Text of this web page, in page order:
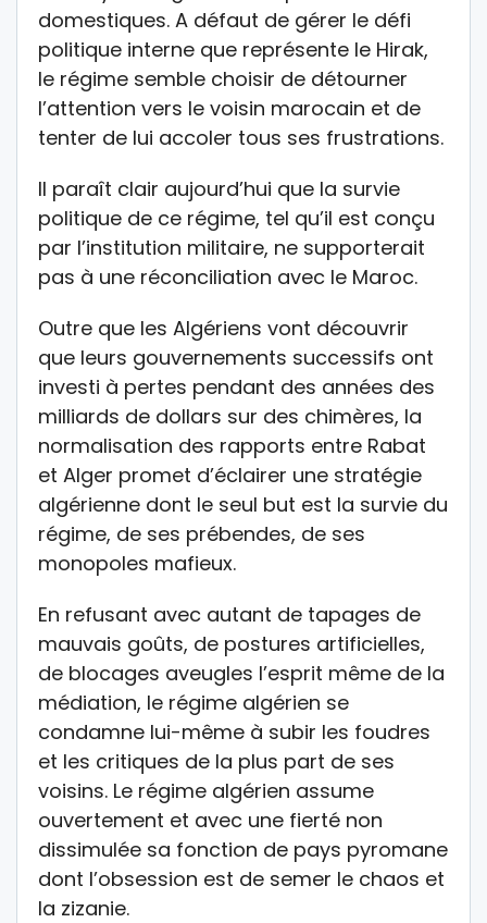
domestiques. A défaut de gérer le défi
politique interne que représente le Hirak,
le régime semble choisir de détourner
l’attention vers le voisin marocain et de
tenter de lui accoler tous ses frustrations.
Il paraît clair aujourd’hui que la survie
politique de ce régime, tel qu’il est conçu
par l’institution militaire, ne supporterait
pas à une réconciliation avec le Maroc.
Outre que les Algériens vont découvrir
que leurs gouvernements successifs ont
investi à pertes pendant des années des
milliards de dollars sur des chimères, la
normalisation des rapports entre Rabat
et Alger promet d’éclairer une stratégie
algérienne dont le seul but est la survie du
régime, de ses prébendes, de ses
monopoles mafieux.
En refusant avec autant de tapages de
mauvais goûts, de postures artificielles,
de blocages aveugles l’esprit même de la
médiation, le régime algérien se
condamne lui-même à subir les foudres
et les critiques de la plus part de ses
voisins. Le régime algérien assume
ouvertement et avec une fierté non
dissimulée sa fonction de pays pyromane
dont l’obsession est de semer le chaos et
la zizanie.